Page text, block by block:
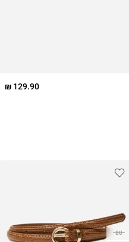
129.90 ₪
80